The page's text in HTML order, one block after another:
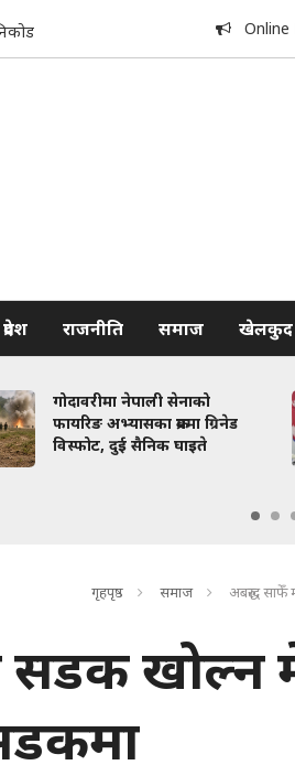
Online
राजनीति समाज खेलकुद
गोदावरीमा नेपाली सेनाको
फायरिङ अभ्यासका क्रममा ग्रिनेड
विस्फोट, दुई सैनिक घाइते
गृहपृष्ठ समाज अबरुद्ध
सडक